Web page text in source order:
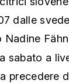
dalle
sabato a
precedere